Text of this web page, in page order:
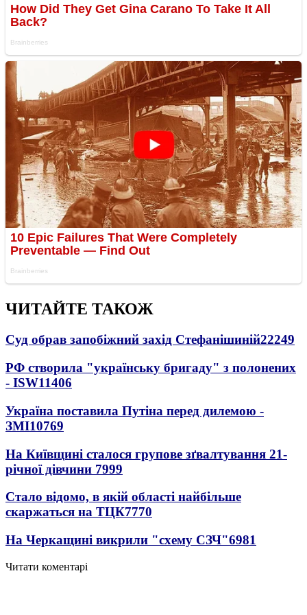
ЧИТАЙТЕ ТАКОЖ
Суд обрав запобіжний захід Стефанішиній22249
РФ створила "українську бригаду" з полонених
- ISW11406
Україна поставила Путіна перед дилемою -
ЗМІ10769
На Київщині сталося групове зґвалтування 21-
річної дівчини 7999
Стало відомо, в якій області найбільше
скаржаться на ТЦК7770
На Черкащині викрили "схему СЗЧ"6981
Читати коментарі